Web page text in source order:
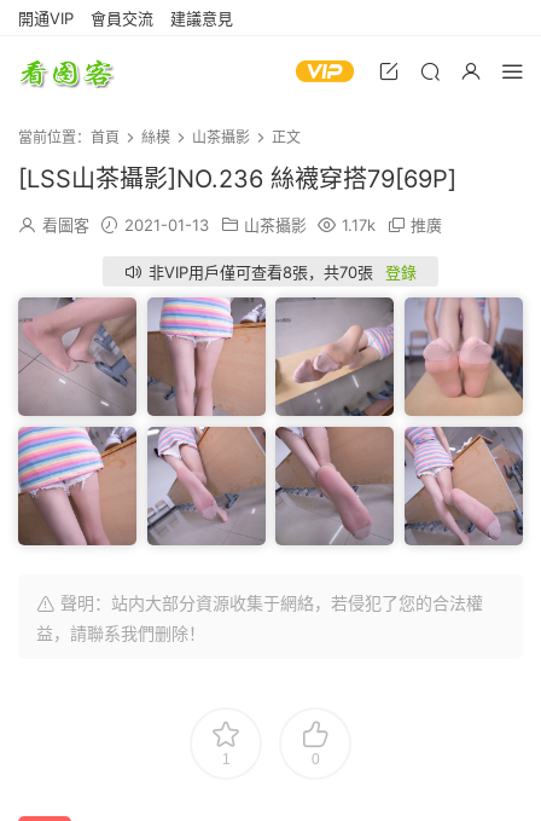
開通VIP 會員交流 建議意見
當前位置： 首頁 絲模 山茶攝影 正文
[LSS山茶攝影]NO.236 絲襪穿搭79[69P]
看圖客 2021-01-13 山茶攝影 1.17k 推廣
非VIP用戶僅可查看8張，共70張 登錄
聲明：站内大部分資源收集于網絡，若侵犯了您的合法權
益，請聯系我們删除！
1 0